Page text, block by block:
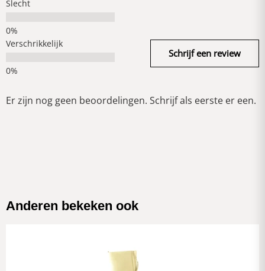
Slecht
Verschrikkelijk
Schrijf een review
Er zijn nog geen beoordelingen. Schrijf als eerste er een.
Anderen bekeken ook